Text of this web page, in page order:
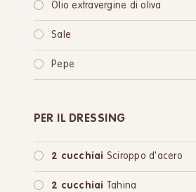
Olio extravergine di oliva
Sale
Pepe
PER IL DRESSING
2 cucchiai Sciroppo d'acero
oppure:2 cucchiaiZucchero
2 cucchiai
Tahina